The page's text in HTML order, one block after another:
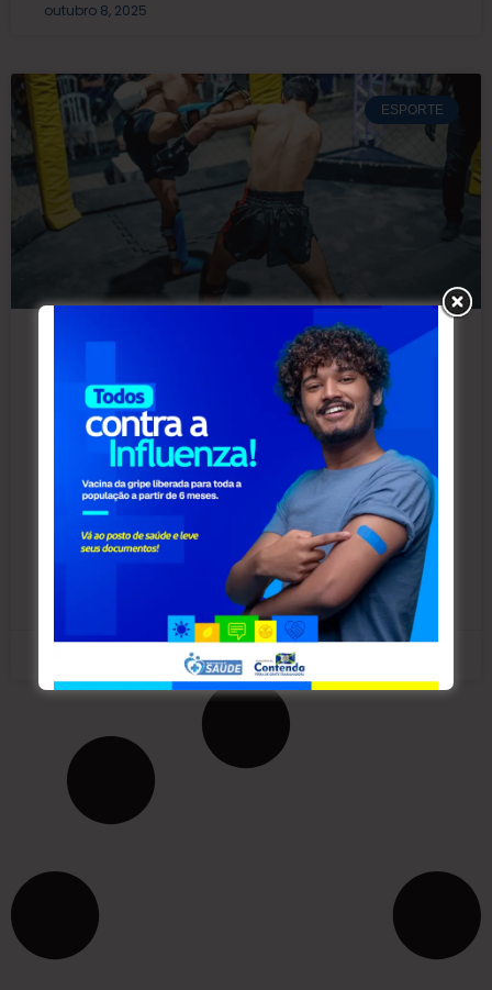
outubro 8, 2025
ESPORTE
Contendenses vencem lutas em
competição de kickboxing realizada
em Palmeira/PR
No último sábado (04) ocorreu na cidade de
Palmeira/PR uma competição de combate na
modalidade de kickboxing. O evento, denominado
‘Nigth of Samurai lll’, foi